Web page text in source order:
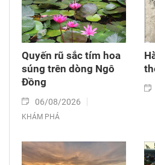
Quyến rũ sắc tím hoa
súng trên dòng Ngô
Đồng
06/08/2026
KHÁM PHÁ